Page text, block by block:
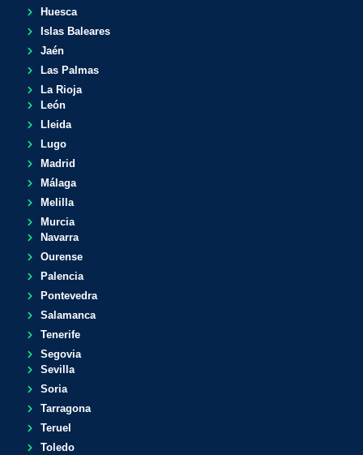
Huesca
Islas Baleares
Jaén
Las Palmas
La Rioja
León
Lleida
Lugo
Madrid
Málaga
Melilla
Murcia
Navarra
Ourense
Palencia
Pontevedra
Salamanca
Tenerife
Segovia
Sevilla
Soria
Tarragona
Teruel
Toledo